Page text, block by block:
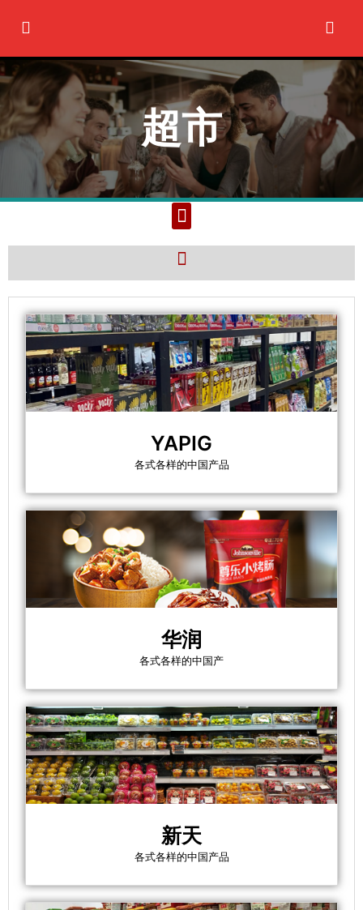
超市
M
e
n
u
M
e
n
u
YAPIG
各式各样的中国产品
华润
各式各样的中国产
新天
各式各样的中国产品